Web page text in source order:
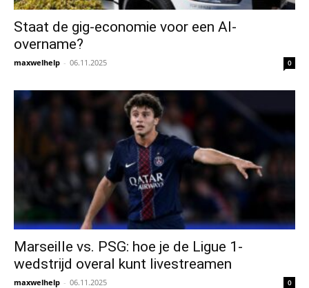
Staat de gig-economie voor een AI-
overname?
maxwelhelp - 06.11.2025 0
Marseille vs. PSG: hoe je de Ligue 1-
wedstrijd overal kunt livestreamen
maxwelhelp - 06.11.2025 0